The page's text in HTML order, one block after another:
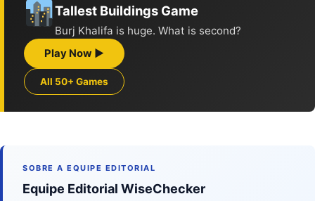
Tallest Buildings Game
Burj Khalifa is huge. What is second?
Play Now ▶
All 50+ Games
SOBRE A EQUIPE EDITORIAL
Equipe Editorial WiseChecker